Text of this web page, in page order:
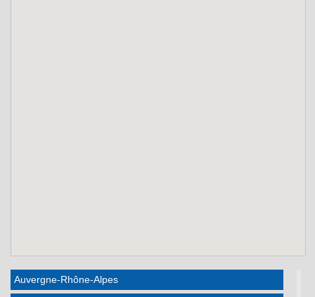
Auvergne-Rhône-Alpes